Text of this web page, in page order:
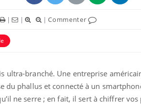
| | |Commenter
ultra-branché. Une entreprise
du phallus et connecté à un
ne serre ; en fait, il sert à chiffrer